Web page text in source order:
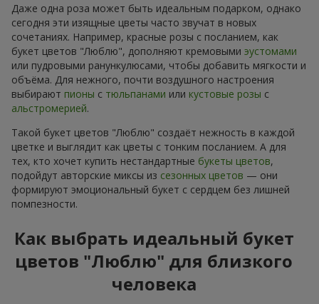
Даже одна роза может быть идеальным подарком, однако
сегодня эти изящные цветы часто звучат в новых
сочетаниях. Например, красные розы с посланием, как
букет цветов "Люблю", дополняют кремовыми эустомами
или пудровыми ранункулюсами, чтобы добавить мягкости и
объёма. Для нежного, почти воздушного настроения
выбирают пионы с тюльпанами или кустовые розы с
альстромерией.
Такой букет цветов "Люблю" создаёт нежность в каждой
цветке и выглядит как цветы с тонким посланием. А для
тех, кто хочет купить нестандартные букеты цветов,
подойдут авторские миксы из сезонных цветов — они
формируют эмоциональный букет с сердцем без лишней
помпезности.
Как выбрать идеальный букет
цветов "Люблю" для близкого
человека